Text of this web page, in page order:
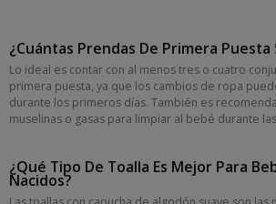
¿Cuántas Prendas De Primera Puesta
Lo ideal es contar con al menos tres o cuatro
primera puesta, ya que los cambios de ropa
durante los primeros días. También es
muselinas o gasas para limpiar al bebé durante
¿Qué Tipo De Toalla Es Mejor Para
Nacidos?